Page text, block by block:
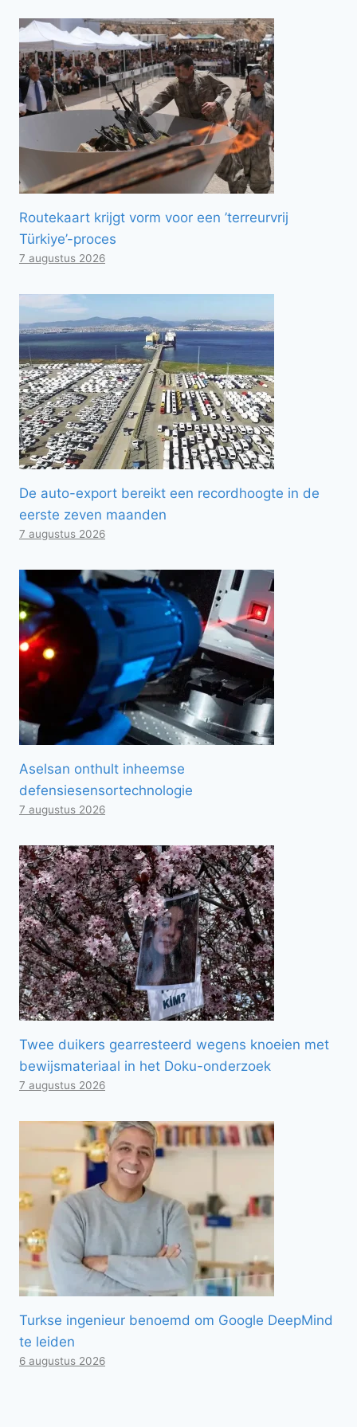
Routekaart krijgt vorm voor een ’terreurvrij
Türkiye’-proces
7 augustus 2026
De auto-export bereikt een recordhoogte in de
eerste zeven maanden
7 augustus 2026
Aselsan onthult inheemse
defensiesensortechnologie
7 augustus 2026
Twee duikers gearresteerd wegens knoeien met
bewijsmateriaal in het Doku-onderzoek
7 augustus 2026
Turkse ingenieur benoemd om Google DeepMind
te leiden
6 augustus 2026